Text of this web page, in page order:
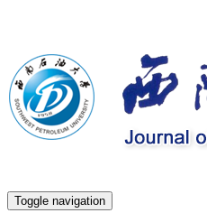
Toggle navigation